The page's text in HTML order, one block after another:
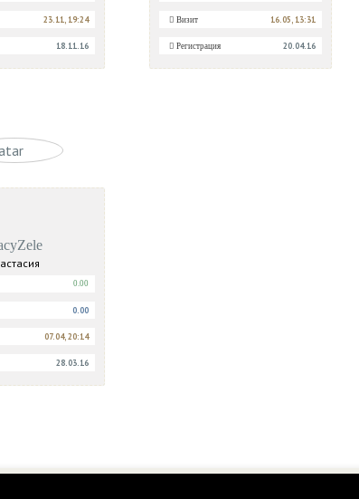
23.11, 19:24
18.11.16
Визит 16.05, 13:31
Регистрация 20.04.16
0.00
0.00
07.04, 20:14
28.03.16